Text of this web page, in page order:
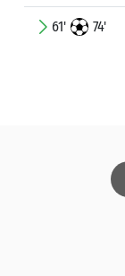
61' 74'